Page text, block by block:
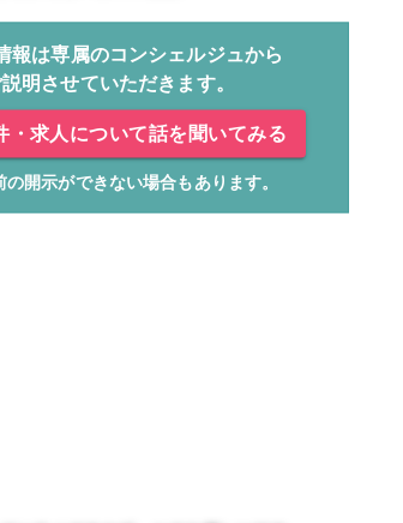
報は専属のコンシェルジュから
説明させていただきます。
・求人について話を聞いてみる
開示ができない場合もあります。